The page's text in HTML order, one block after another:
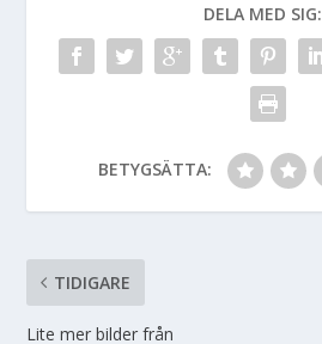
DELA MED SIG:
BETYGSÄTTA:
TIDIGARE
Lite mer bilder från